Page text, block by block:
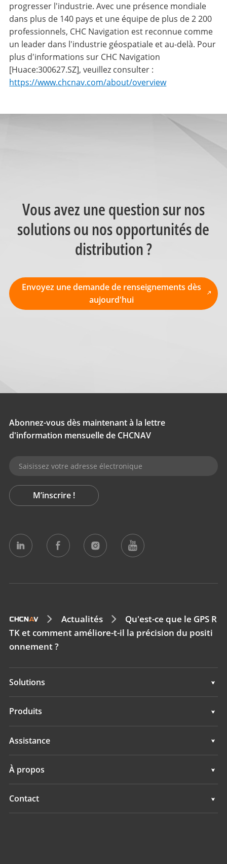
progresser l'industrie. Avec une présence mondiale
dans plus de 140 pays et une équipe de plus de 2 200
professionnels, CHC Navigation est reconnue comme
un leader dans l'industrie géospatiale et au-delà. Pour
plus d'informations sur CHC Navigation
[Huace:300627.SZ], veuillez consulter :
https://www.chcnav.com/about/overview
Vous avez une question sur nos
solutions ou nos opportunités de
distribution ?
Envoyez une demande de renseignements dès
aujourd'hui
Abonnez-vous dès maintenant à la lettre
d'information mensuelle de CHCNAV
M’inscrire !
Actualités
Qu'est-ce que le GPS R
TK et comment améliore-t-il la précision du positi
onnement ?
Solutions
Topographie & ingénierie
Hydrographie
Produits
Topographie & ingénierie
Hydrographie
Assistance
À propos
Présentation
Contact